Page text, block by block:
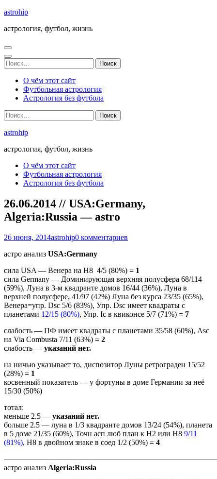
Перейти
содержимому
Enter)
astrohip
астрология, футбол, жизнь
Найти:
О чём этот сайт
Футбольная астрология
Астрология без футбола
Найти:
astrohip
астрология, футбол, жизнь
О чём этот сайт
Футбольная астрология
Астрология без футбола
26.06.2014 // USA:Germany,
Algeria:Russia — astro
26 июня, 2014astrohip0 комментариев
астро анализ USA:Germany
сила USA — Венера на Н8 4/5 (80%) = 1
сила Germany — Доминирующая верхняя полусфера 68/114
(59%), Луна в 3-м квадранте домов 16/44 (36%), Луна в
верхней полусфере, 41/97 (42%) Луна без курса 23/35 (65%),
Венера=упр. Dsc 5/6 (83%), Упр. Dsc имеет квадраты с
планетами 12/15 (80%), Упр. Ic в квиконсе 5/7 (71%) = 7
слабость — ПФ имеет квадраты с планетами 35/58 (60%), Asc
на Via Combusta 7/11 (63%) = 2
слабость — указаний нет.
на ничью указывает то, диспозитор Луны ретрограден 15/52
(28%) = 1
косвенный показатель — у фортуны в доме Германии за неё
15/30 (50%)
тотал:
меньше 2.5 — указаний нет.
больше 2.5 — луна в 1/3 квадранте домов 13/24 (54%), планета
в 5 доме 21/35 (60%), Точн асп люб план к H2 или Н8 9/11
(81%), Н8 в двойном знаке в соед 1/2 (50%) = 4
астро анализ Algeria:Russia